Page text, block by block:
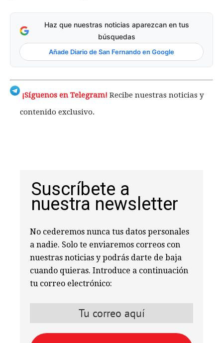
Haz que nuestras noticias aparezcan en tus
búsquedas
Añade Diario de San Fernando en Google
¡Síguenos en Telegram! Recibe nuestras noticias y
contenido exclusivo.
Suscríbete a
nuestra newsletter
No cederemos nunca tus datos personales
a nadie. Solo te enviaremos correos con
nuestras noticias y podrás darte de baja
cuando quieras. Introduce a continuación
tu correo electrónico: